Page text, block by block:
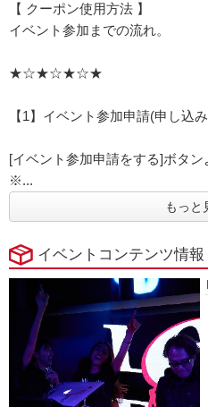
【 クーポン使用方法 】
イベント参加までの流れ。
★☆★☆★☆★
【1】イベント参加申請(申し込み
[イベント参加申請をする]ボタン
※...
もっと
イベントコンテンツ情報